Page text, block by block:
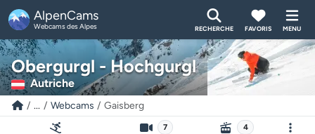
AlpenCams
Webcams des Alpes RECHERCHE FAVORIS MENU
Obergurgl - Hochgurgl
Autriche
... Webcams Gaisberg
7 4